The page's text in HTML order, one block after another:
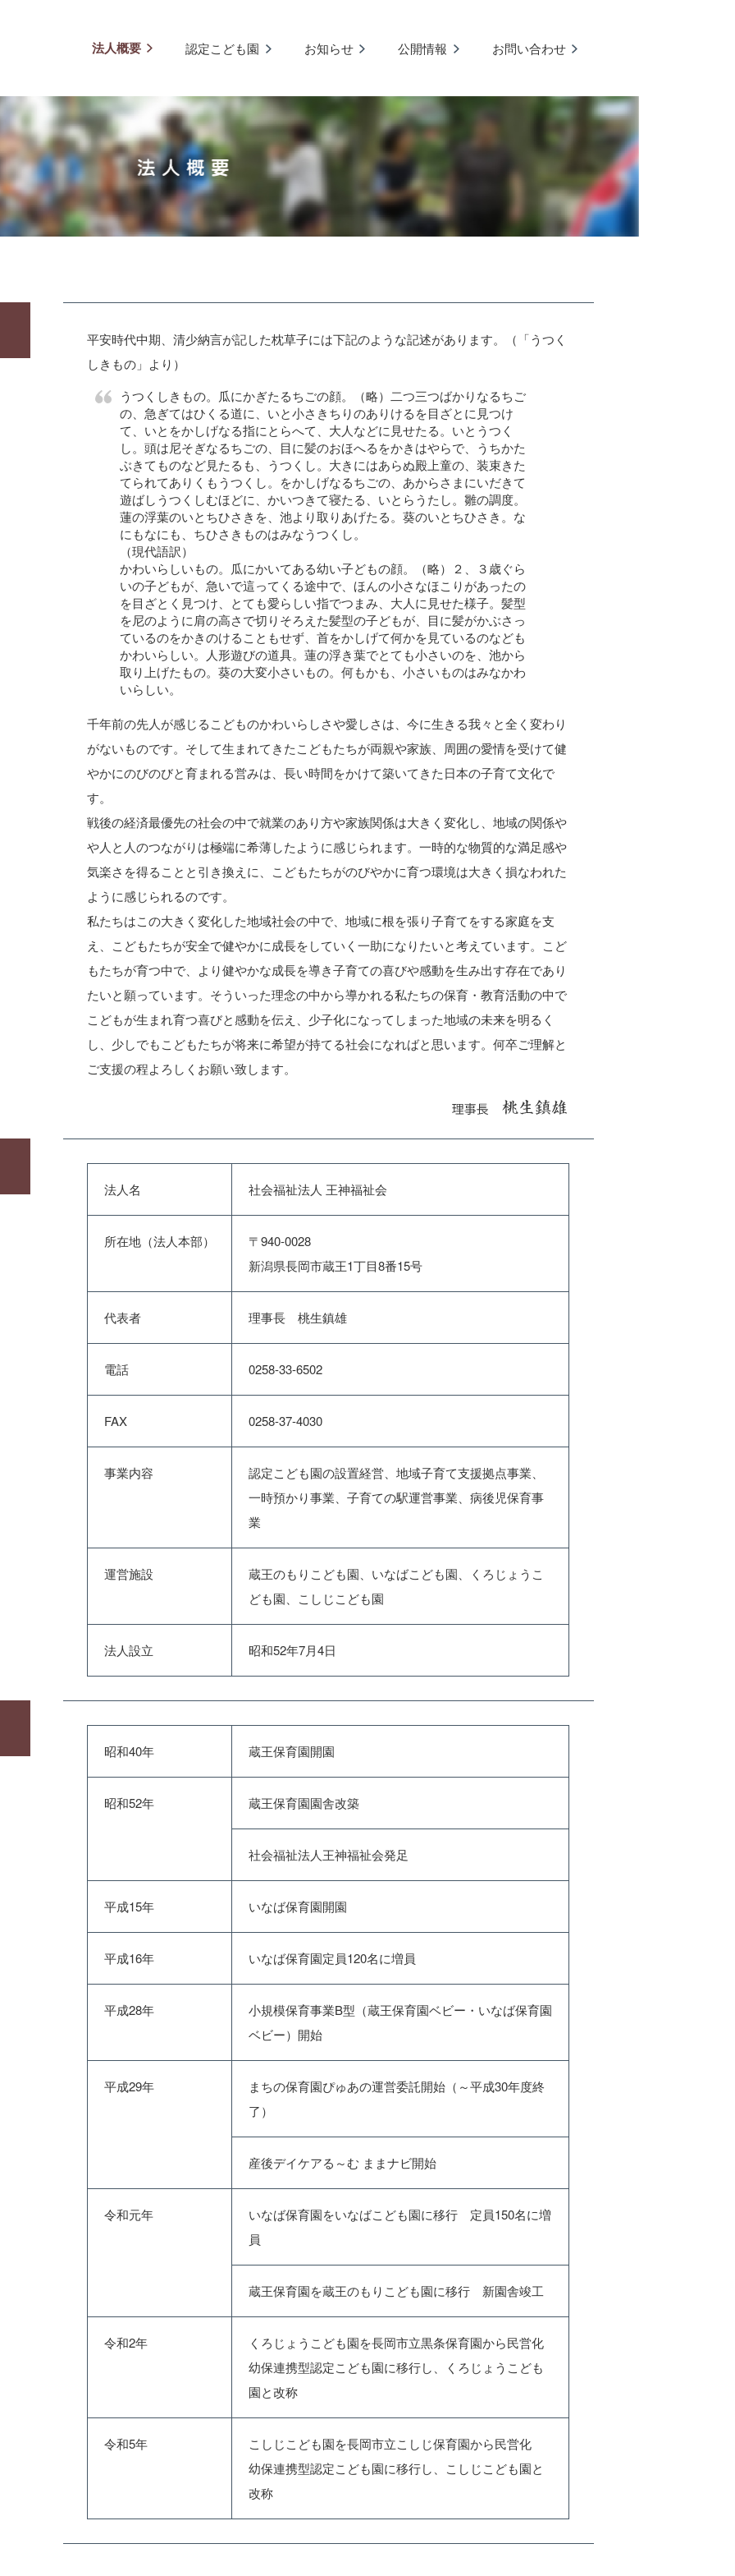
法人概要 認定こども園 お知らせ 公開情報 お問い合わせ
平安時代中期、清少納言が記した枕草子には下記のような記述があります。（「うつく
しきもの」より）
うつくしきもの。瓜にかぎたるちごの顔。（略）二つ三つばかりなるちご
の、急ぎてはひくる道に、いと小さきちりのありけるを目ざとに見つけ
て、いとをかしげなる指にとらへて、大人などに見せたる。いとうつく
し。頭は尼そぎなるちごの、目に髪のおほへるをかきはやらで、うちかた
ぶきてものなど見たるも、うつくし。大きにはあらぬ殿上童の、装束きた
てられてありくもうつくし。をかしげなるちごの、あからさまにいだきて
遊ばしうつくしむほどに、かいつきて寝たる、いとらうたし。雛の調度。
蓮の浮葉のいとちひさきを、池より取りあげたる。葵のいとちひさき。な
にもなにも、ちひさきものはみなうつくし。
（現代語訳）
かわいらしいもの。瓜にかいてある幼い子どもの顔。（略）２、３歳ぐら
いの子どもが、急いで這ってくる途中で、ほんの小さなほこりがあったの
を目ざとく見つけ、とても愛らしい指でつまみ、大人に見せた様子。髪型
を尼のように肩の高さで切りそろえた髪型の子どもが、目に髪がかぶさっ
ているのをかきのけることもせず、首をかしげて何かを見ているのなども
かわいらしい。人形遊びの道具。蓮の浮き葉でとても小さいのを、池から
取り上げたもの。葵の大変小さいもの。何もかも、小さいものはみなかわ
いらしい。
千年前の先人が感じるこどものかわいらしさや愛しさは、今に生きる我々と全く変わり
がないものです。そして生まれてきたこどもたちが両親や家族、周囲の愛情を受けて健
やかにのびのびと育まれる営みは、長い時間をかけて築いてきた日本の子育て文化で
す。
戦後の経済最優先の社会の中で就業のあり方や家族関係は大きく変化し、地域の関係や
や人と人のつながりは極端に希薄したように感じられます。一時的な物質的な満足感や
気楽さを得ることと引き換えに、こどもたちがのびやかに育つ環境は大きく損なわれた
ように感じられるのです。
私たちはこの大きく変化した地域社会の中で、地域に根を張り子育てをする家庭を支
え、こどもたちが安全で健やかに成長をしていく一助になりたいと考えています。こど
もたちが育つ中で、より健やかな成長を導き子育ての喜びや感動を生み出す存在であり
たいと願っています。そういった理念の中から導かれる私たちの保育・教育活動の中で
こどもが生まれ育つ喜びと感動を伝え、少子化になってしまった地域の未来を明るく
し、少しでもこどもたちが将来に希望が持てる社会になればと思います。何卒ご理解と
ご支援の程よろしくお願い致します。
法人名 社会福祉法人 王神福祉会
所在地（法人本部）
〒940-0028
新潟県長岡市蔵王1丁目8番15号
代表者 理事長 桃生鎮雄
電話 0258-33-6502
FAX 0258-37-4030
事業内容
認定こども園の設置経営、地域子育て支援拠点事業、
一時預かり事業、子育ての駅運営事業、病後児保育事
業
運営施設
蔵王のもりこども園、いなばこども園、くろじょうこ
ども園、こしじこども園
法人設立 昭和52年7月4日
昭和40年 蔵王保育園開園
昭和52年 蔵王保育園園舎改築
社会福祉法人王神福祉会発足
平成15年 いなば保育園開園
平成16年 いなば保育園定員120名に増員
平成28年
小規模保育事業B型（蔵王保育園ベビー・いなば保育園
ベビー）開始
平成29年
まちの保育園ぴゅあの運営委託開始（～平成30年度終
了）
産後デイケアる～む ままナビ開始
令和元年
いなば保育園をいなばこども園に移行 定員150名に増
員
蔵王保育園を蔵王のもりこども園に移行 新園舎竣工
令和2年
くろじょうこども園を長岡市立黒条保育園から民営化
幼保連携型認定こども園に移行し、くろじょうこども
園と改称
令和5年
こしじこども園を長岡市立こしじ保育園から民営化
幼保連携型認定こども園に移行し、こしじこども園と
改称